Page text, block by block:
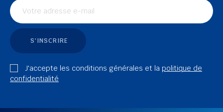
S'INSCRIRE
J'accepte les conditions générales et la politique de
confidentialité